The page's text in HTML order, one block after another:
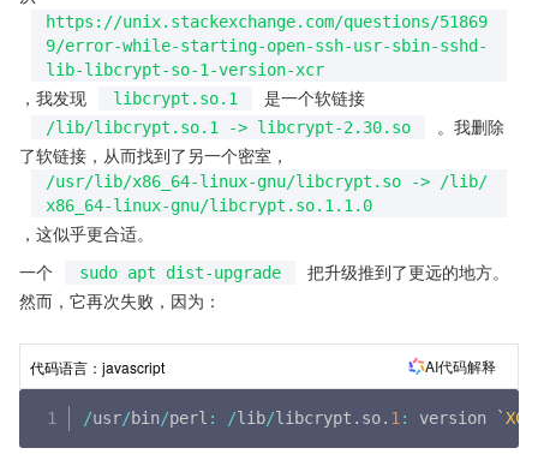
https://unix.stackexchange.com/questions/51869
9/error-while-starting-open-ssh-usr-sbin-sshd-
lib-libcrypt-so-1-version-xcr
，我发现 libcrypt.so.1 是一个软链接
/lib/libcrypt.so.1 -> libcrypt-2.30.so
。我删除
了软链接，从而找到了另一个密室，
/usr/lib/x86_64-linux-gnu/libcrypt.so -> /lib/
x86_64-linux-gnu/libcrypt.so.1.1.0
，这似乎更合适。
一个
sudo apt dist-upgrade
把升级推到了更远的地方。
然而，它再次失败，因为：
代码语言： javascript AI代码解释
/usr/bin/perl : /lib/libcrypt . so. 1 : version `